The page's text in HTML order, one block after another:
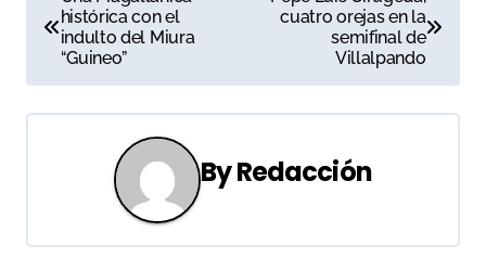
a
v
e
c
histórica con el
indulto del Miura
“Guineo”
cuatro orejas en la
semifinal de
Villalpando
ByRedacción